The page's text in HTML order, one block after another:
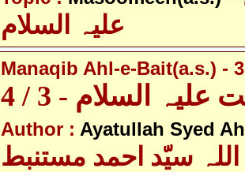
علیہ السلام
Manaqib Ahl-e-Bait(a.s.) -
السلام - 3 / 4
Author : Ayatullah Syed
سیّد احمد مستنبط